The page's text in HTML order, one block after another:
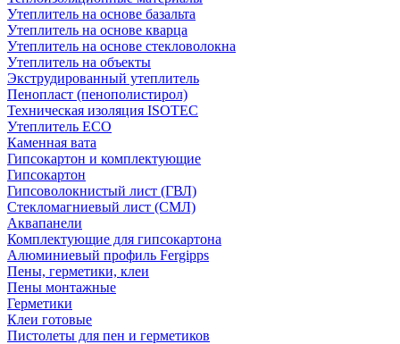
Утеплитель на основе базальта
Утеплитель на основе кварца
Утеплитель на основе стекловолокна
Утеплитель на объекты
Экструдированный утеплитель
Пенопласт (пенополистирол)
Техническая изоляция ISOTEC
Утеплитель ECO
Каменная вата
Гипсокартон и комплектующие
Гипсокартон
Гипсоволокнистый лист (ГВЛ)
Стекломагниевый лист (СМЛ)
Аквапанели
Комплектующие для гипсокартона
Алюминиевый профиль Fergipps
Пены, герметики, клеи
Пены монтажные
Герметики
Клеи готовые
Пистолеты для пен и герметиков